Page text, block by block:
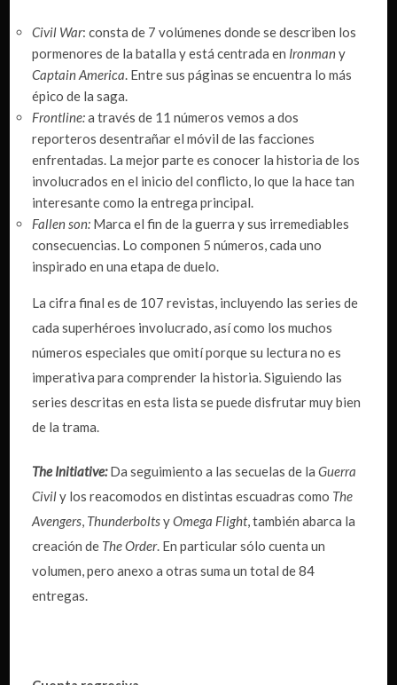
Civil War: consta de 7 volúmenes donde se describen los
pormenores de la batalla y está centrada en Ironmany
Captain America. Entre sus páginas se encuentra lo más
épico de la saga.
Frontline:a través de 11 números vemos a dos
reporteros desentrañar el móvil de las facciones
enfrentadas. La mejor parte es conocer la historia de los
involucrados en el inicio del conflicto, lo que la hace tan
interesante como la entrega principal.
Fallen son: Marca el fin de la guerra y sus irremediables
consecuencias. Lo componen 5 números, cada uno
inspirado en una etapa de duelo.
La cifra final es de 107 revistas, incluyendo las series de
cada superhéroes involucrado, así como los muchos
números especiales que omití porque su lectura no es
imperativa para comprender la historia. Siguiendo las
series descritas en esta lista se puede disfrutar muy bien
de la trama.
The Initiative:Da seguimiento a las secuelas de laGuerra
Civily los reacomodos en distintas escuadras como The
Avengers, ThunderboltsyOmega Flight, también abarca la
creación de The Order. En particular sólo cuenta un
volumen, pero anexo a otras suma un total de 84
entregas.